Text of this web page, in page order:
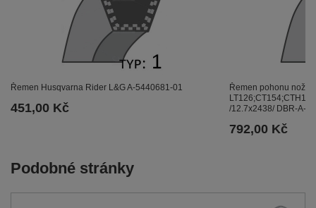
Řemen Husqvarna Rider L&G A-5440681-01
451,00 Kč
Řemen pohonu nože
/12.7x2438/ DBR-A-
792,00 Kč
Podobné stránky